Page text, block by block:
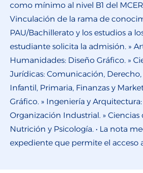
como mínimo al nivel B1 del
Vinculación de la rama de
PAU/Bachillerato y los estudios a
estudiante solicita la admisión. »
Humanidades: Diseño Gráfico. »
Jurídicas: Comunicación,
Infantil, Primaria, Finanzas y
Gráfico. » Ingeniería y
Organización Industrial. » Ciencias
Nutrición y Psicología. • La nota
expediente que permite el acceso